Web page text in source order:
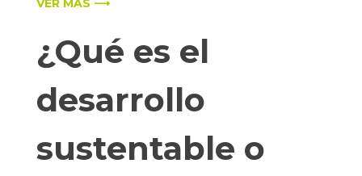
VER MÁS ⟶
¿Qué es el
desarrollo
sustentable o